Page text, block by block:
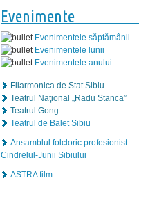
Evenimente
Evenimentele săptămânii
Evenimentele lunii
Evenimentele anului
Filarmonica de Stat Sibiu
Teatrul Naţional „Radu Stanca”
Teatrul Gong
Teatrul de Balet Sibiu
Ansamblul folcloric profesionist
Cindrelul-Junii Sibiului
ASTRA film